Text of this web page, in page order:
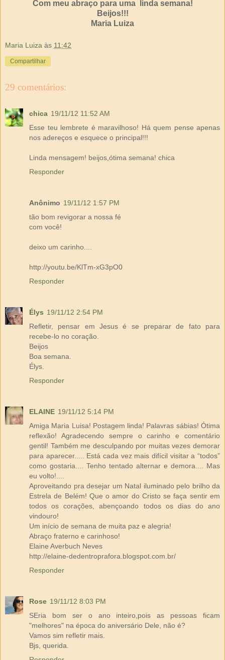
Com meu abraço para uma linda semana!
Beijos!!!
Maria Luiza
Maria Luiza às 11:42
Compartilhar
29 comentários:
chica 19/11/12 11:52 AM
Esse teu lembrete é maravilhoso! Há quem pense apenas
nos adereços e esquece o principal!!!
Linda mensagem! beijos,ótima semana! chica
Responder
Anônimo 19/11/12 1:57 PM
tão bom revigorar a nossa fé
com você!
deixo um carinho....
http://youtu.be/KlTm-xG3pO0
Responder
Élys 19/11/12 2:54 PM
Refletir, pensar em Jesus é se preparar de fato para
recebe-lo no coração.
Beijos
Boa semana.
Élys.
Responder
ELAINE 19/11/12 5:14 PM
Amiga Maria Luisa! Postagem linda! Palavras sábias! Ótima
reflexão! Agradecendo sempre o carinho e comentário
gentil! Também me desculpando por muitas vezes demorar
para aparecer..... Está cada vez mais difícil visitar a “todos”
como gostaria.... Tenho tentado alternar e demora.... Mas
eu volto!....
Aproveitando pra desejar um Natal iluminado pelo brilho da
Estrela de Belém! Que o amor do Cristo se faça sentir em
todos os corações, abençoando todos os dias do ano
vindouro!
Um início de semana de muita paz e alegria!
Abraço fraterno e carinhoso!
Elaine Averbuch Neves
http://elaine-dedentroprafora.blogspot.com.br/
Responder
Rose 19/11/12 8:03 PM
SEria bom ser o ano inteiro,pois as pessoas ficam
"melhores" na época do aniversário Dele, não é?
Vamos sim refletir mais.
Bjs, querida.